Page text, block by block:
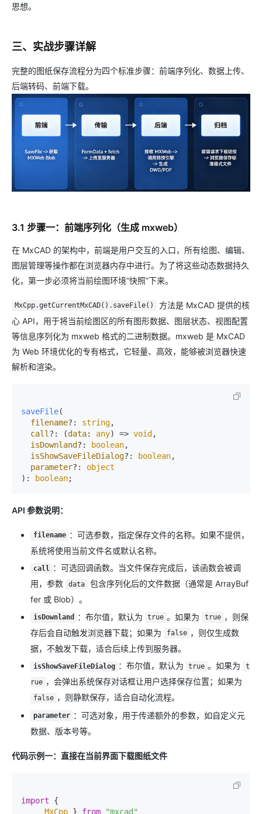
思想。
三、实战步骤详解
完整的图纸保存流程分为四个标准步骤：前端序列化、数据上传、
后端转码、前端下载。
3.1 步骤一：前端序列化（生成 mxweb）
在 MxCAD 的架构中，前端是用户交互的入口，所有绘图、编辑、
图层管理等操作都在浏览器内存中进行。为了将这些动态数据持久
化，第一步必须将当前绘图环境“快照”下来。
MxCpp.getCurrentMxCAD().saveFile()
方法是 MxCAD 提供的核
心 API，用于将当前绘图区的所有图形数据、图层状态、视图配置
等信息序列化为 mxweb 格式的二进制数据。mxweb 是 MxCAD
为 Web 环境优化的专有格式，它轻量、高效，能够被浏览器快速
解析和渲染。
saveFile(
filename?: string,
call ?: (data: any) => void,
isDownland?: boolean,
isShowSaveFileDialog?: boolean,
parameter?: object
): boolean
API 参数说明：
filename ：可选参数，指定保存文件的名称。如果不提供，
系统将使用当前文件名或默认名称。
call ：可选回调函数。当文件保存完成后，该函数会被调
用，参数
data
包含序列化后的文件数据（通常是 ArrayBuf
fer 或 Blob）。
isDownland ：布尔值，默认为 true 。如果为 true ，则保
存后会自动触发浏览器下载；如果为
false ，则仅生成数
据，不触发下载，适合后续上传到服务器。
isShowSaveFileDialog ：布尔值，默认为 true 。如果为
t
rue ，会弹出系统保存对话框让用户选择保存位置；如果为
false ，则静默保存，适合自动化流程。
parameter ：可选对象，用于传递额外的参数，如自定义元
数据、版本号等。
代码示例一：直接在当前界面下载图纸文件
import {
MxCpp } from "mxcad"